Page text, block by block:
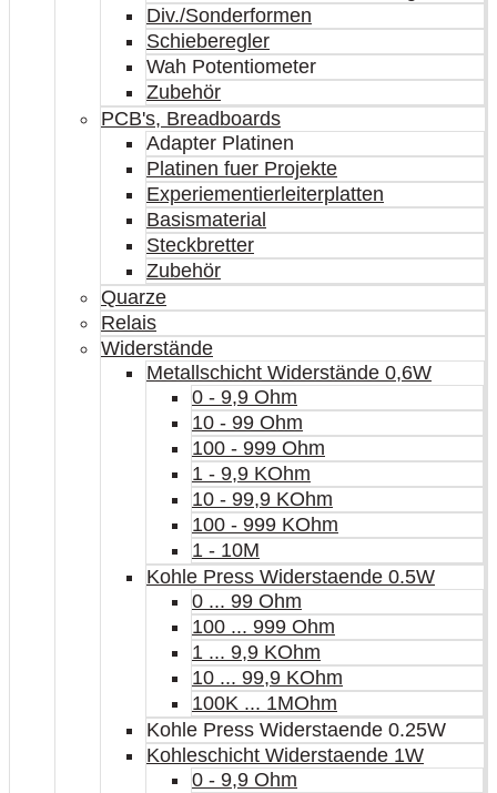
Div./Sonderformen
Schieberegler
Wah Potentiometer
Zubehör
PCB's, Breadboards
Adapter Platinen
Platinen fuer Projekte
Experiementierleiterplatten
Basismaterial
Steckbretter
Zubehör
Quarze
Relais
Widerstände
Metallschicht Widerstände 0,6W
0 - 9,9 Ohm
10 - 99 Ohm
100 - 999 Ohm
1 - 9,9 KOhm
10 - 99,9 KOhm
100 - 999 KOhm
1 - 10M
Kohle Press Widerstaende 0.5W
0 ... 99 Ohm
100 ... 999 Ohm
1 ... 9,9 KOhm
10 ... 99,9 KOhm
100K ... 1MOhm
Kohle Press Widerstaende 0.25W
Kohleschicht Widerstaende 1W
0 - 9,9 Ohm